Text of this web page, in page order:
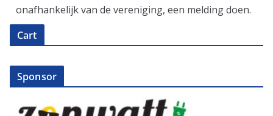
onafhankelijk van de vereniging, een melding doen.
Cart
Sponsor